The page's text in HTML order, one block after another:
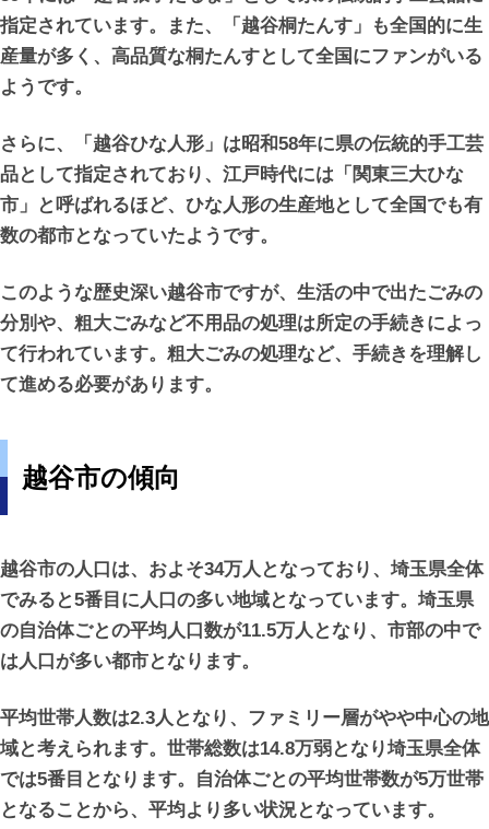
指定されています。また、「越谷桐たんす」も全国的に生
産量が多く、高品質な桐たんすとして全国にファンがいる
ようです。
さらに、「越谷ひな人形」は昭和58年に県の伝統的手工芸
品として指定されており、江戸時代には「関東三大ひな
市」と呼ばれるほど、ひな人形の生産地として全国でも有
数の都市となっていたようです。
このような歴史深い越谷市ですが、生活の中で出たごみの
分別や、粗大ごみなど不用品の処理は所定の手続きによっ
て行われています。粗大ごみの処理など、手続きを理解し
て進める必要があります。
越谷市の傾向
越谷市の人口は、およそ34万人となっており、埼玉県全体
でみると5番目に人口の多い地域となっています。埼玉県
の自治体ごとの平均人口数が11.5万人となり、市部の中で
は人口が多い都市となります。
平均世帯人数は2.3人となり、ファミリー層がやや中心の地
域と考えられます。世帯総数は14.8万弱となり埼玉県全体
では5番目となります。自治体ごとの平均世帯数が5万世帯
となることから、平均より多い状況となっています。